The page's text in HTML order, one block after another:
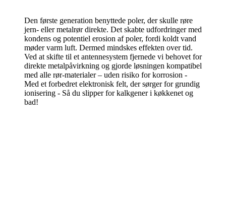
Den første generation benyttede poler, der skulle røre
jern- eller metalrør direkte. Det skabte udfordringer med
kondens og potentiel erosion af poler, fordi koldt vand
møder varm luft. Dermed mindskes effekten over tid.
Ved at skifte til et antennesystem fjernede vi behovet for
direkte metalpåvirkning og gjorde løsningen kompatibel
med alle rør-materialer – uden risiko for korrosion -
Med et forbedret elektronisk felt, der sørger for grundig
ionisering - Så du slipper for kalkgener i køkkenet og
bad!